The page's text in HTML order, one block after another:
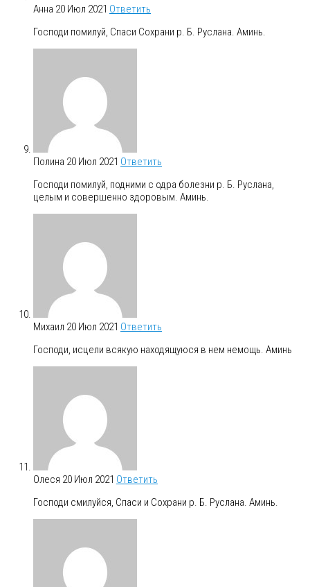
Анна 20 Июл 2021 Ответить
Господи помилуй, Спаси Сохрани р. Б. Руслана. Аминь.
Полина 20 Июл 2021 Ответить
Господи помилуй, подними с одра болезни р. Б. Руслана,
целым и совершенно здоровым. Аминь.
Михаил 20 Июл 2021 Ответить
Господи, исцели всякую находящуюся в нем немощь. Аминь
Олеся 20 Июл 2021 Ответить
Господи смилуйся, Спаси и Сохрани р. Б. Руслана. Аминь.